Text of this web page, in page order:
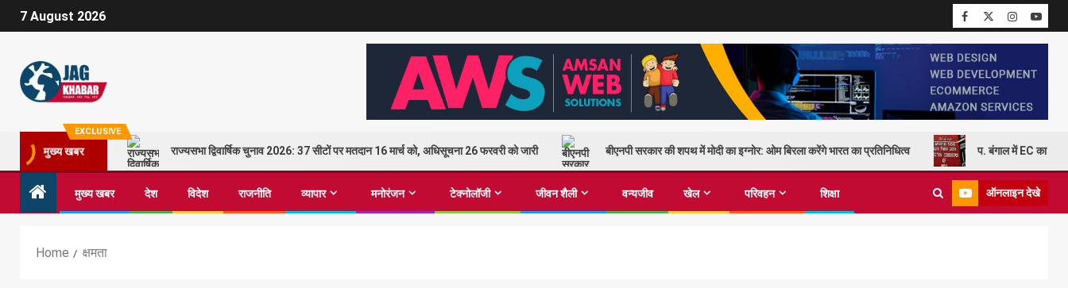
7 August 2026
EXCLUSIVE
मुख्य खबर राज्यसभा द्विवार्षिक चुनाव 2026: 37 सीटों पर मतदान 16 मार्च को, अधिसूचना 26 फरवरी को जारी बीएनपी सरकार की शपथ में मोदी का इग्नोर: ओम बिरला करेंगे भारत का प्रतिनिधित्व प. बंगाल में EC का कड़ा
मुख्य खबर देश विदेश राजनीति व्यापार मनोरंजन टेक्नोलॉजी जीवन शैली वन्यजीव खेल परिवहन शिक्षा ऑनलाइन देखे
Home क्षमता